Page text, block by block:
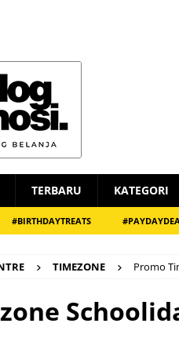
TERBARU KATEGORI
#BIRTHDAYTREATS
TIMEZONE Promo